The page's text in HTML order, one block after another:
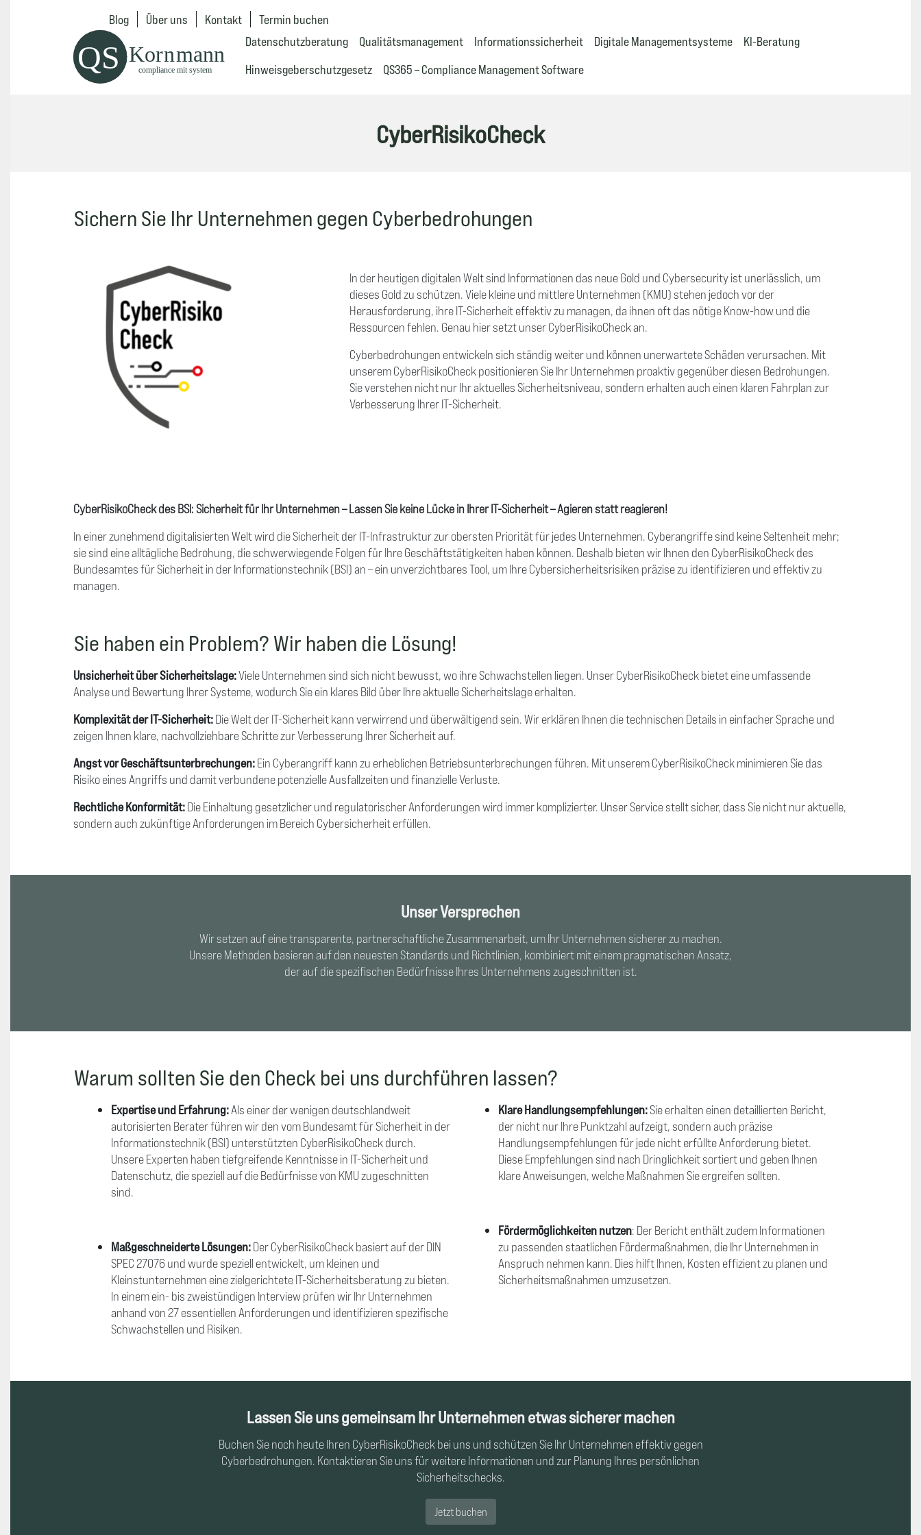
Blog Über uns Kontakt
Termin buchen
Datenschutzberatung
Qualitätsmanagement Informationssicherheit Digitale Managementsysteme
KI-Beratung
Hinweisgeberschutzgesetz
QS365 – Compliance Management Software
CyberRisikoCheck
Sichern Sie Ihr Unternehmen gegen Cyberbedrohungen
In der heutigen digitalen Welt sind Informationen das neue Gold und Cybersecurity ist unerlässlich, um
dieses Gold zu schützen. Viele kleine und mittlere Unternehmen (KMU) stehen jedoch vor der
Herausforderung, ihre IT-Sicherheit effektiv zu managen, da ihnen oft das nötige Know-how und die
Ressourcen fehlen. Genau hier setzt unser CyberRisikoCheck an.
Cyberbedrohungen entwickeln sich ständig weiter und können unerwartete Schäden verursachen. Mit
unserem CyberRisikoCheck positionieren Sie Ihr Unternehmen proaktiv gegenüber diesen Bedrohungen.
Sie verstehen nicht nur Ihr aktuelles Sicherheitsniveau, sondern erhalten auch einen klaren Fahrplan zur
Verbesserung Ihrer IT-Sicherheit.
CyberRisikoCheck des BSI: Sicherheit für Ihr Unternehmen – Lassen Sie keine Lücke in Ihrer IT-Sicherheit – Agieren statt reagieren!
In einer zunehmend digitalisierten Welt wird die Sicherheit der IT-Infrastruktur zur obersten Priorität für jedes Unternehmen. Cyberangriffe sind keine Seltenheit mehr;
sie sind eine alltägliche Bedrohung, die schwerwiegende Folgen für Ihre Geschäftstätigkeiten haben können. Deshalb bieten wir Ihnen den CyberRisikoCheck des
Bundesamtes für Sicherheit in der Informationstechnik (BSI) an – ein unverzichtbares Tool, um Ihre Cybersicherheitsrisiken präzise zu identifizieren und effektiv zu
managen.
Sie haben ein Problem? Wir haben die Lösung!
Unsicherheit über Sicherheitslage:Viele Unternehmen sind sich nicht bewusst, wo ihre Schwachstellen liegen. Unser CyberRisikoCheck bietet eine umfassende
Analyse und Bewertung Ihrer Systeme, wodurch Sie ein klares Bild über Ihre aktuelle Sicherheitslage erhalten.
Komplexität der IT-Sicherheit:Die Welt der IT-Sicherheit kann verwirrend und überwältigend sein. Wir erklären Ihnen die technischen Details in einfacher Sprache und
zeigen Ihnen klare, nachvollziehbare Schritte zur Verbesserung Ihrer Sicherheit auf.
Angst vor Geschäftsunterbrechungen:Ein Cyberangriff kann zu erheblichen Betriebsunterbrechungen führen. Mit unserem CyberRisikoCheck minimieren Sie das
Risiko eines Angriffs und damit verbundene potenzielle Ausfallzeiten und finanzielle Verluste.
Rechtliche Konformität:Die Einhaltung gesetzlicher und regulatorischer Anforderungen wird immer komplizierter. Unser Service stellt sicher, dass Sie nicht nur aktuelle,
sondern auch zukünftige Anforderungen im Bereich Cybersicherheit erfüllen.
Unser Versprechen
Wir setzen auf eine transparente, partnerschaftliche Zusammenarbeit, um Ihr Unternehmen sicherer zu machen.
Unsere Methoden basieren auf den neuesten Standards und Richtlinien, kombiniert mit einem pragmatischen Ansatz,
der auf die spezifischen Bedürfnisse Ihres Unternehmens zugeschnitten ist.
Warum sollten Sie den Check bei uns durchführen lassen?
Expertise und Erfahrung:Als einer der wenigen deutschlandweit
autorisierten Berater führen wir den vom Bundesamt für Sicherheit in der
Informationstechnik (BSI) unterstützten CyberRisikoCheck durch.
Unsere Experten haben tiefgreifende Kenntnisse in IT-Sicherheit und
Datenschutz, die speziell auf die Bedürfnisse von KMU zugeschnitten
sind.
Maßgeschneiderte Lösungen:Der CyberRisikoCheck basiert auf der DIN
SPEC 27076 und wurde speziell entwickelt, um kleinen und
Kleinstunternehmen eine zielgerichtete IT-Sicherheitsberatung zu bieten.
In einem ein- bis zweistündigen Interview prüfen wir Ihr Unternehmen
anhand von 27 essentiellen Anforderungen und identifizieren spezifische
Schwachstellen und Risiken.
Klare Handlungsempfehlungen:Sie erhalten einen detaillierten Bericht,
der nicht nur Ihre Punktzahl aufzeigt, sondern auch präzise
Handlungsempfehlungen für jede nicht erfüllte Anforderung bietet.
Diese Empfehlungen sind nach Dringlichkeit sortiert und geben Ihnen
klare Anweisungen, welche Maßnahmen Sie ergreifen sollten.
Fördermöglichkeiten nutzen: Der Bericht enthält zudem Informationen
zu passenden staatlichen Fördermaßnahmen, die Ihr Unternehmen in
Anspruch nehmen kann. Dies hilft Ihnen, Kosten effizient zu planen und
Sicherheitsmaßnahmen umzusetzen.
Lassen Sie uns gemeinsam Ihr Unternehmen etwas sicherer machen
Buchen Sie noch heute Ihren CyberRisikoCheck bei uns und schützen Sie Ihr Unternehmen effektiv gegen
Cyberbedrohungen. Kontaktieren Sie uns für weitere Informationen und zur Planung Ihres persönlichen
Sicherheitschecks.
Jetzt buchen